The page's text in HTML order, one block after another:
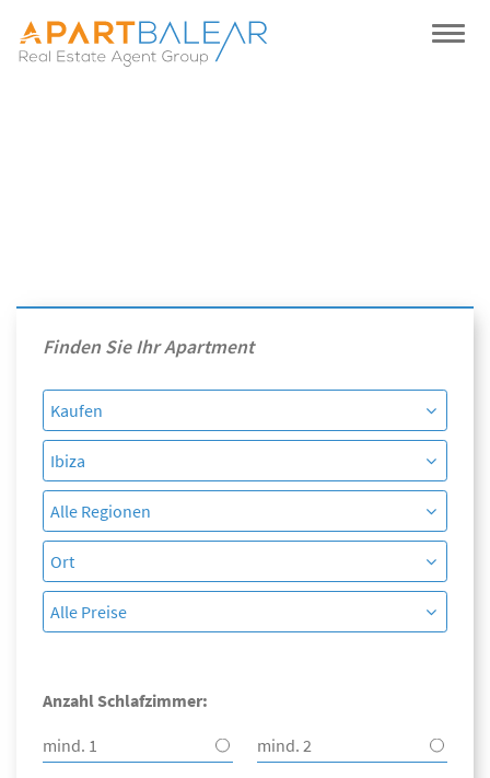
Finden Sie Ihr Apartment
Anzahl Schlafzimmer:
mind. 1
mind. 2